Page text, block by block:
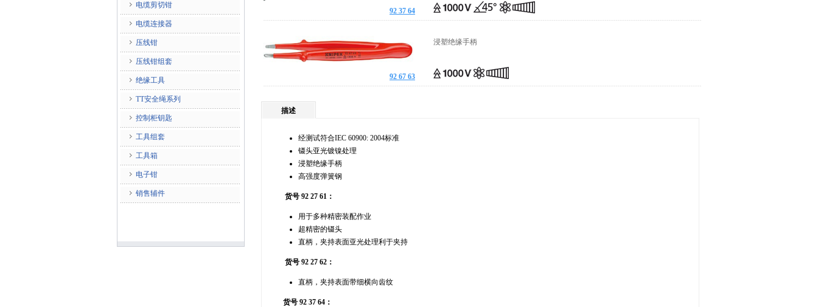
电缆剪切钳
电缆连接器
压线钳
压线钳组套
绝缘工具
TT安全绳系列
控制柜钥匙
工具组套
工具箱
电子钳
销售辅件
92 37 64
浸塑绝缘手柄
92 67 63
描述
经测试符合IEC 60900: 2004标准
镊头亚光镀镍处理
浸塑绝缘手柄
高强度弹簧钢
货号 92 27 61：
用于多种精密装配作业
超精密的镊头
直柄，夹持表面亚光处理利于夹持
货号 92 27 62：
直柄，夹持表面带细横向齿纹
货号 92 37 64：